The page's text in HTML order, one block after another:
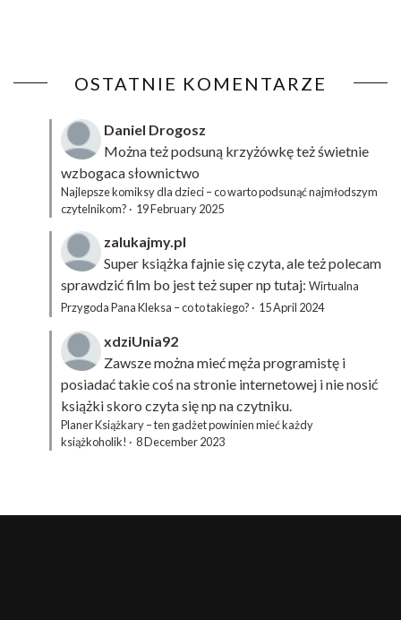
OSTATNIE KOMENTARZE
Daniel Drogosz
Można też podsuną krzyżówkęteż świetnie
wzbogaca słownictwo
Najlepsze komiksy dla dzieci – co warto podsunąć najmłodszym
czytelnikom? · 19 February 2025
zalukajmy.pl
Super książka fajnie się czyta, ale też polecam
sprawdzić film bo jest też super np tutaj: Wirtualna
Przygoda Pana Kleksa – co to takiego? · 15 April 2024
xdziUnia92
Zawsze można mieć męża programistę i
posiadać takie coś na stronie internetowej i nie nosić
książki skoro czyta się np na czytniku.
Planer Książkary – ten gadżet powinien mieć każdy
książkoholik! · 8 December 2023